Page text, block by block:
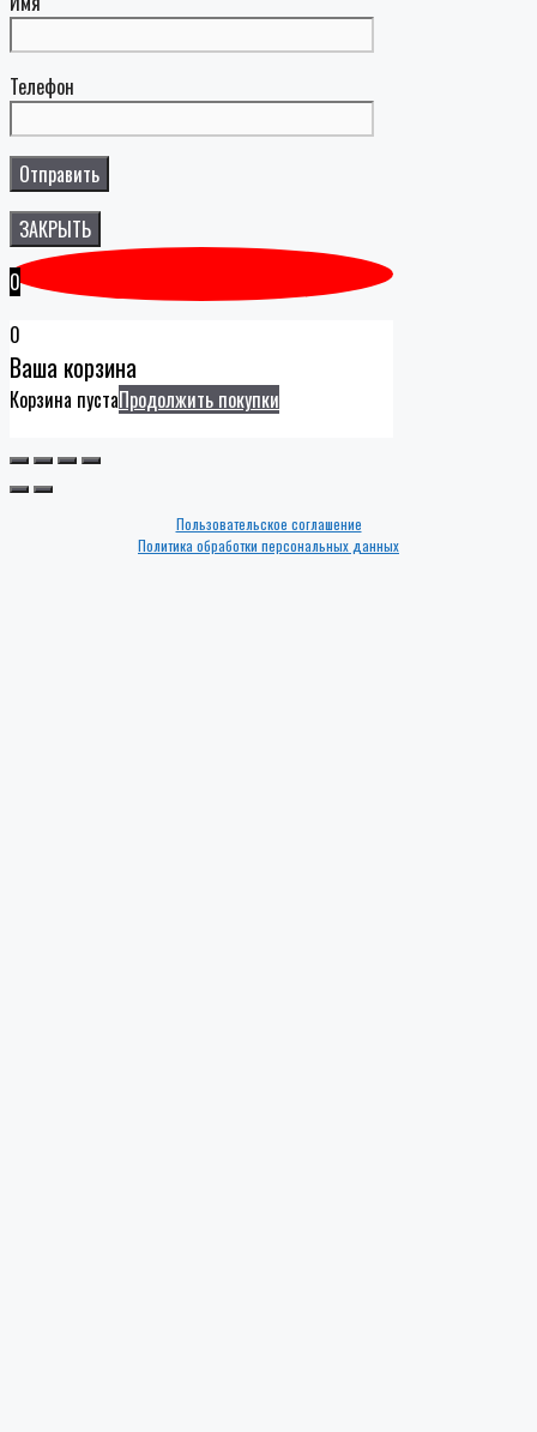
Телефон
ЗАКРЫТЬ
0
0
Ваша корзина
Корзина пустаПродолжить покупки
Пользовательское соглашение
Политика обработки персональных данных